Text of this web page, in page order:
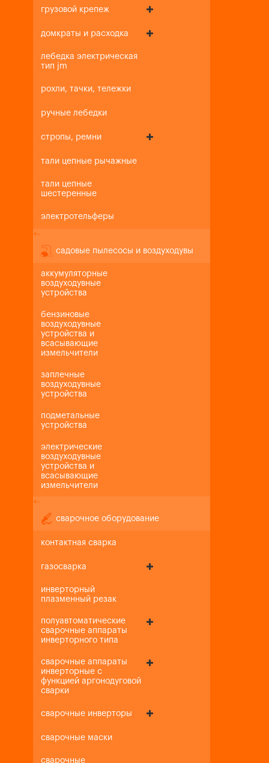
грузовой крепеж
домкраты и расходка
лебедка электрическая
тип jm
рохли, тачки, тележки
ручные лебедки
стропы, ремни
тали цепные рычажные
тали цепные
шестеренные
электротельферы
+-
садовые пылесосы и воздуходувы
аккумуляторные
воздуходувные
устройства
бензиновые
воздуходувные
устройства и
всасывающие
измельчители
заплечные
воздуходувные
устройства
подметальные
устройства
электрические
воздуходувные
устройства и
всасывающие
измельчители
+-
сварочное оборудование
контактная сварка
газосварка
инверторный
плазменный резак
полуавтоматические
сварочные аппараты
инверторного типа
сварочные аппараты
инверторные с
функцией аргонодуговой
сварки
сварочные инверторы
сварочные маски
сварочные